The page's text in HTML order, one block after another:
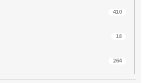
410
18
264